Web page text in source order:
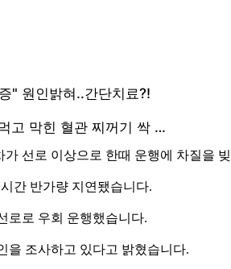
선로 이상으로 한때 운행에 차질을
간 반가량 지연됐습니다.
로로 우회 운행했습니다.
을 조사하고 있다고 밝혔습니다.